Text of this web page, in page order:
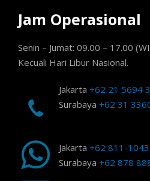
Jam Operasional
Senin – Jumat: 09.00 – 17.00
Kecuali Hari Libur Nasional.
Jakarta +62 21 5694
Surabaya +62 31
Jakarta +62 811-
Surabaya +62 878